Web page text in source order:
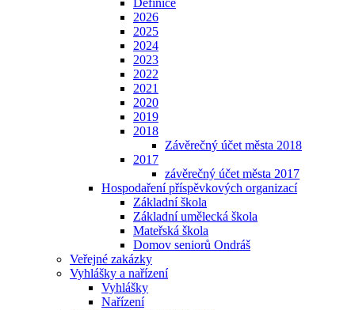
Definice
2026
2025
2024
2023
2022
2021
2020
2019
2018
Závěrečný účet města 2018
2017
závěrečný účet města 2017
Hospodaření příspěvkových organizací
Základní škola
Základní umělecká škola
Mateřská škola
Domov seniorů Ondráš
Veřejné zakázky
Vyhlášky a nařízení
Vyhlášky
Nařízení